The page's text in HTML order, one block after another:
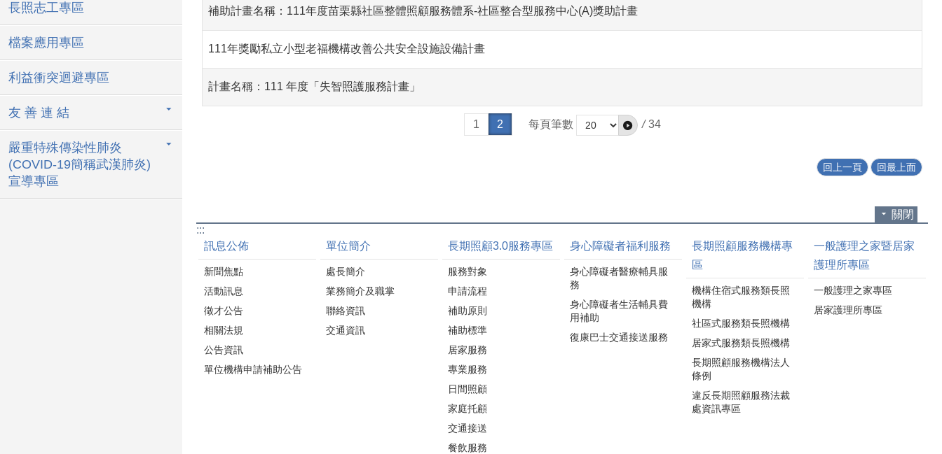
長照志工專區
檔案應用專區
利益衝突迴避專區
友 善 連 結
嚴重特殊傳染性肺炎
(COVID-19簡稱武漢肺炎)
宣導專區
補助計畫名稱：111年度苗栗縣社區整體照顧服務體系-社區整合型服務中心(A)獎助計畫
111年獎勵私立小型老福機構改善公共安全設施設備計畫
計畫名稱：111 年度「失智照護服務計畫」
1 2 每頁筆數 / 34
回上一頁 回最上面
關閉
:::
訊息公佈
新聞焦點
活動訊息
徵才公告
相關法規
公告資訊
單位機構申請補助公告
單位簡介
處長簡介
業務簡介及職掌
聯絡資訊
交通資訊
長期照顧3.0服務專區
服務對象
申請流程
補助原則
補助標準
居家服務
專業服務
日間照顧
家庭托顧
交通接送
餐飲服務
身心障礙者福利服務
身心障礙者醫療輔具服
務
身心障礙者生活輔具費
用補助
復康巴士交通接送服務
長期照顧服務機構專
區
機構住宿式服務類長照
機構
社區式服務類長照機構
居家式服務類長照機構
長期照顧服務機構法人
條例
違反長期照顧服務法裁
處資訊專區
一般護理之家暨居家
護理所專區
一般護理之家專區
居家護理所專區